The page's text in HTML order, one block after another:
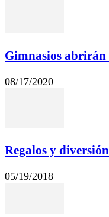
Gimnasios abrirán
08/17/2020
Regalos y
05/19/2018